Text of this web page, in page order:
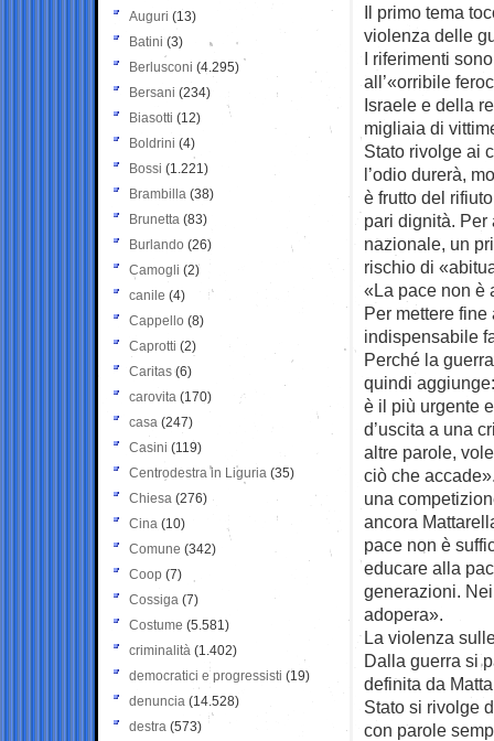
Il primo tema
violenza delle
I riferimenti
all’«orribile
Israele e della
migliaia di
Stato rivolge ai
l’odio durerà,
è frutto del
pari dignità. Per
nazionale, un
rischio di
«La pace non è
Per mettere
indispensabile
Perché la
quindi
è il più urgente
d’uscita a una
altre parole,
ciò che
una
ancora
pace non è
educare alla
generazioni.
adopera».
La violenza
Dalla guerra si
definita da
Stato si rivolge
con parole
Auguri (13)
Batini (3)
Berlusconi (4.295)
Bersani (234)
Biasotti (12)
Boldrini (4)
Bossi (1.221)
Brambilla (38)
Brunetta (83)
Burlando (26)
Camogli (2)
canile (4)
Cappello (8)
Caprotti (2)
Caritas (6)
carovita (170)
casa (247)
Casini (119)
Centrodestra in Liguria (35)
Chiesa (276)
Cina (10)
Comune (342)
Coop (7)
Cossiga (7)
Costume (5.581)
criminalità (1.402)
democratici e progressisti (19)
denuncia (14.528)
destra (573)